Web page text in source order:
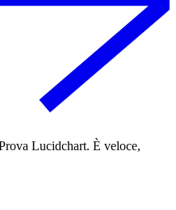
Lucidchart. È veloce,